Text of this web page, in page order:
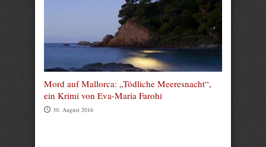
Mord auf Mallorca: „Tödliche Meeresnacht“,
ein Krimi von Eva-Maria Farohi
30. August 2016